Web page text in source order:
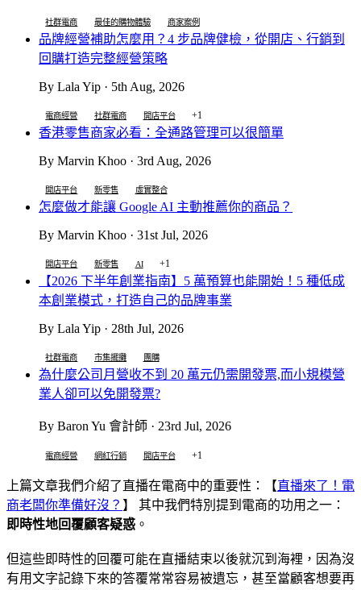
社群電商 最佳的購物體驗 商家案例
品牌經營補助怎麼用？4 步品牌健檢，從開店、行銷到
回購打造完整經營策略
By Lala Yip · 5th Aug, 2026
電商經營 社群電商 開店平台 +1
香港零售商家必看：全通路管理可以很簡單
By Marvin Khoo · 3rd Aug, 2026
開店平台 新零售 虛實整合
怎麼做才能讓 Google AI 主動推薦你的商品？
By Marvin Khoo · 31st Jul, 2026
開店平台 新零售 AI +1
【2026 下半年創業指南】5 萬預算也能開始！5 種低成
本創業模式，打造自己的品牌事業
By Lala Yip · 28th Jul, 2026
社群電商 市集擺攤 團購
為什麼公司月營收不到 20 萬元仍需開發票,而小規模營
業人卻可以免開發票?
By Baron Yu 會計師 · 23rd Jul, 2026
電商經營 網紅行銷 開店平台 +1
上篇文章我們介紹了直播在電商中的重要性：【直播來了！電
商老闆你準備好沒？ 】 其中我們特別提到電商的功用之一：
即時性地回覆顧客疑惑 。
但這些即時性的回覆可能在直播結束以後就沉到海裡，因為沒
有用文字記錄下來的答覆常常容易被遺忘，甚至當顧客想要再